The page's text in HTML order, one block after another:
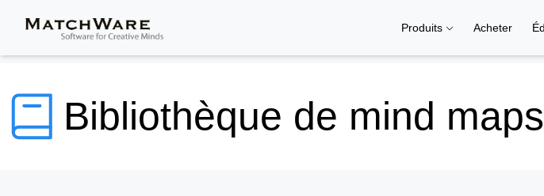
Produits Acheter
Bibliothèque de mind maps